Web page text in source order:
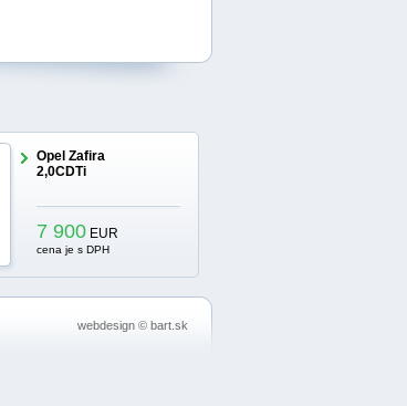
Opel Zafira
2,0CDTi
7 900 EUR
cena je s DPH
webdesign © bart.sk